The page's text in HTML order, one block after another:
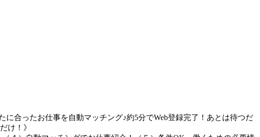
合ったお仕事を自動マッチング♪約5分でWeb登録完了！あとは待つだ
け！》